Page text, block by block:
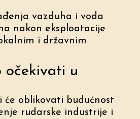
vazduha i voda
nakon eksploatacije
i državnim
očekivati u
će oblikovati budućnost
rudarske industrije i